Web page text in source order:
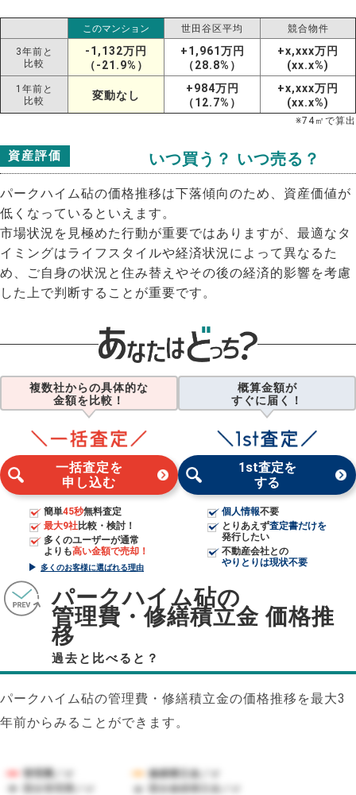
このマンション 世田谷区平均 競合物件
3年前と
比較
-1,132万円
（-21.9%）
+1,961万円
（28.8%）
+x,xxx万円
(xx.x%)
1年前と
比較
変動なし
+984万円
（12.7%）
+x,xxx万円
(xx.x%)
※74㎡で算出
資産評価 いつ買う？ いつ売る？
パークハイム砧の価格推移は下落傾向のため、資産価値が
低くなっているといえます。
市場状況を見極めた行動が重要ではありますが、最適なタ
イミングはライフスタイルや経済状況によって異なるた
め、ご自身の状況と住み替えやその後の経済的影響を考慮
した上で判断することが重要です。
複数社からの具体的な
金額を比較！
一括査定を
申し込む
簡単45秒無料査定
最大9社比較・検討！
多くのユーザーが通常
よりも高い金額で売却！
多くのお客様に選ばれる理由
概算金額が
すぐに届く！
1st査定を
する
個人情報不要
とりあえず査定書だけを
発行したい
不動産会社との
やりとりは現状不要
パークハイム砧の
管理費・修繕積立金 価格推
移
過去と比べると？
パークハイム砧の管理費・修繕積立金の価格推移を最大3
年前からみることができます。
管理費／㎡
修繕積立金／㎡
競合管理費／㎡
競合修繕積立金／㎡